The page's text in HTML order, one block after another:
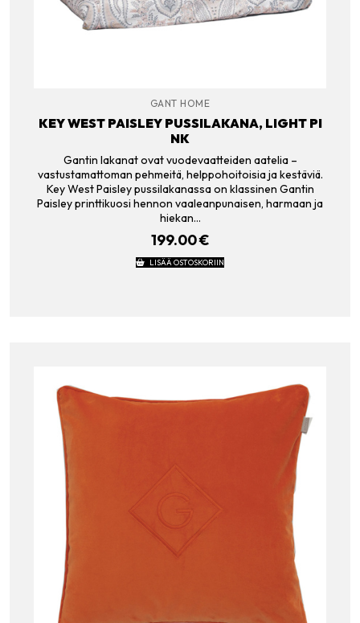
GANT HOME
KEY WEST PAISLEY PUSSILAKANA, LIGHT PI
NK
Gantin lakanat ovat vuodevaatteiden aatelia –
vastustamattoman pehmeitä, helppohoitoisia ja kestäviä.
Key West Paisley pussilakanassa on klassinen Gantin
Paisley printtikuosi hennon vaaleanpunaisen, harmaan ja
hiekan…
199.00€
LISÄÄ OSTOSKORIIN